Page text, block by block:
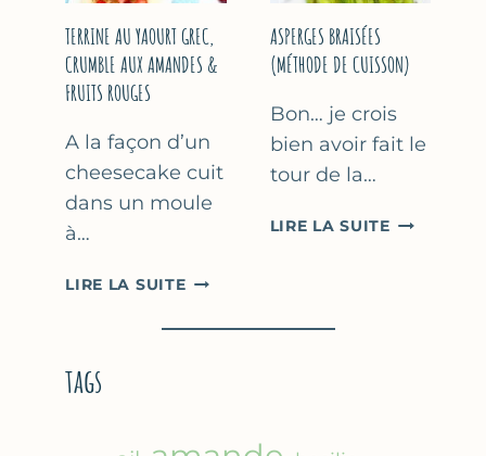
TERRINE AU YAOURT GREC,
CRUMBLE AUX AMANDES &
FRUITS ROUGES
A la façon d’un
cheesecake cuit
dans un moule
à…
LIRE LA SUITETERRINE
YAOURT
ASPERGES BRAISÉES
(MÉTHODE DE CUISSON)
Bon… je crois
bien avoir fait le
tour de la…
LIRE LA SUITEASPERGES
tags